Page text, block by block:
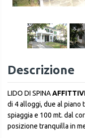
Descrizione
LIDO DI SPINA
di 4 alloggi, due al piano
spiaggia e 100 mt. dal
posizione tranquilla in